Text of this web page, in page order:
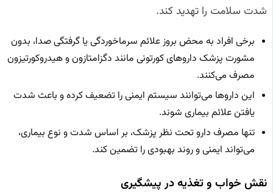
شدت سلامت را تهدید کند.
برخی افراد به محض بروز علائم سرماخوردگی یا گرفتگی صدا، بدون
مشورت پزشک داروهای کورتونی مانند دگزامتازون و هیدروکورتیزون
مصرف می‌کنند.
این داروها می‌توانند سیستم ایمنی را تضعیف کرده و باعث شدت
یافتن علائم بیماری شوند.
تنها مصرف دارو تحت نظر پزشک، بر اساس شدت و نوع بیماری،
می‌تواند ایمنی و روند بهبودی را تضمین کند.
نقش خواب و تغذیه در پیشگیری